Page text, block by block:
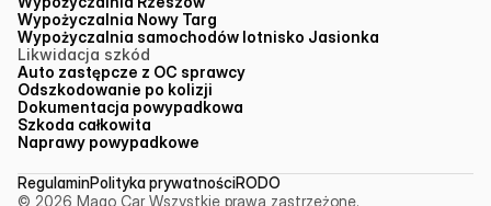
Wypożyczalnia Nowy Targ
Wypożyczalnia samochodów lotnisko Jasionka
Likwidacja szkód
Auto zastępcze z OC sprawcy
Odszkodowanie po kolizji
Dokumentacja powypadkowa
Szkoda całkowita
Naprawy powypadkowe
© 2026 Mago Car Wszystkie prawa zastrzeżone.
RegulaminPolityka prywatnościRODO